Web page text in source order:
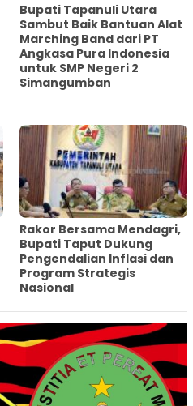
Bupati Tapanuli Utara
Sambut Baik Bantuan Alat
Marching Band dari PT
Angkasa Pura Indonesia
untuk SMP Negeri 2
Simangumban
Rakor Bersama Mendagri,
Bupati Taput Dukung
Pengendalian Inflasi dan
Program Strategis
Nasional‎